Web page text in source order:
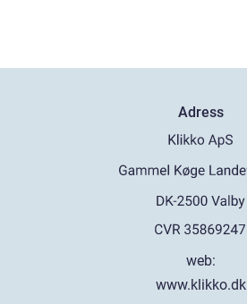
Adress
web:
www.klikko.dk